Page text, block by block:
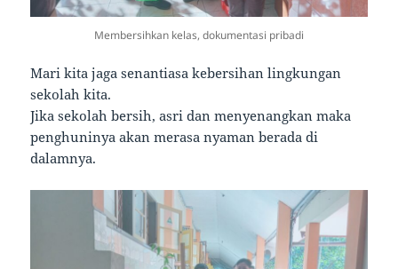
Membersihkan kelas, dokumentasi pribadi
Mari kita jaga senantiasa kebersihan lingkungan
sekolah kita.
Jika sekolah bersih, asri dan menyenangkan maka
penghuninya akan merasa nyaman berada di
dalamnya.